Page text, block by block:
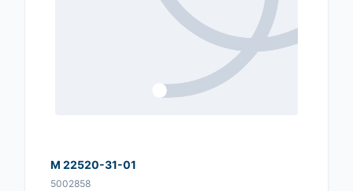
M 22520-31-01
5002858